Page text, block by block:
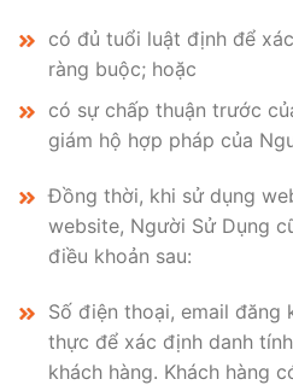
có đủ tuổi luật định để
ràng buộc; hoặc
có sự chấp thuận trước
giám hộ hợp pháp của
Đồng thời, khi sử dụng
website, Người Sử Dụng
điều khoản sau:
Số điện thoại, email đăng
thực để xác định danh
khách hàng. Khách hàng